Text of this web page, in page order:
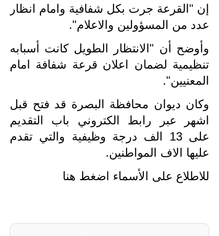
نتائج الامتحانات
المرحلة المتوسطة
اسئلة وزارية
المرحلة الابتدائية
المرحلة الاعدادية
إن "القرعة جرت بكل شفافية وامام انظار
عدد من المسؤولين والاعلام".
وأوضح أن "الانتظار الطويل كانت أسبابه
تنظيمية لضمان اعلان قرعة شفافة امام
المعنيين".
وكان ديوان محافظة البصرة قد فتح قبل
اشهر عبر رابط الكتروني باب التقديم
على 13 الف درجة وظيفية والتي تقدم
عليها الاف المواطنين.
للاطلاع على الأسماء اضغط هنا